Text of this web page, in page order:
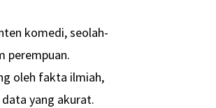
komedi, seolah-
perempuan.
oleh fakta ilmiah,
yang akurat.